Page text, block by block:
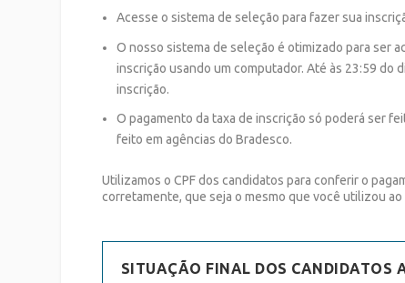
Acesse o sistema de seleção para fazer sua
O nosso sistema de seleção é otimizado para ser
inscrição usando um computador. Até às 23:59 do
inscrição.
O pagamento da taxa de inscrição só poderá ser
feito em agências do Bradesco.
Utilizamos o CPF dos candidatos para conferir o
corretamente, que seja o mesmo que você utilizou
SITUAÇÃO FINAL DOS CANDIDATOS